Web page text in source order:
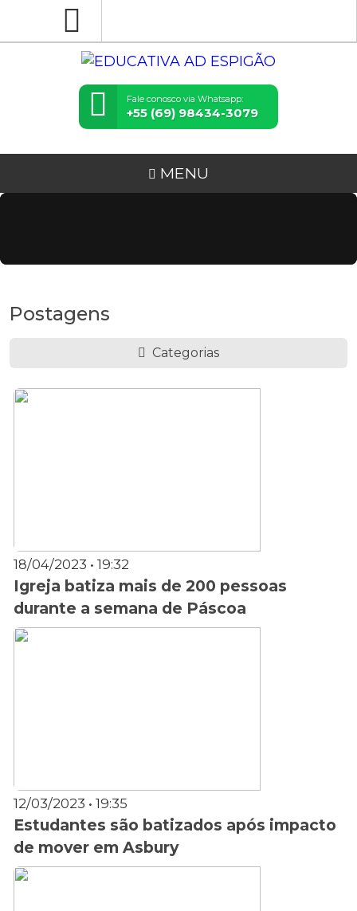
Fale conosco via Whatsapp:
+55 (69) 98434-3079
MENU
Postagens
Categorias
18/04/2023 • 19:32
Igreja batiza mais de 200 pessoas
durante a semana de Páscoa
12/03/2023 • 19:35
Estudantes são batizados após impacto
de mover em Asbury